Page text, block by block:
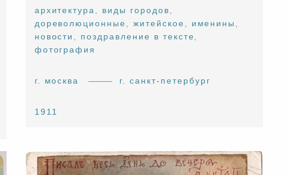
архитектура виды городов
дореволюционные
житейское именины
новости
поздравление в тексте
фотография
г. москва г. санкт-петербург
1911